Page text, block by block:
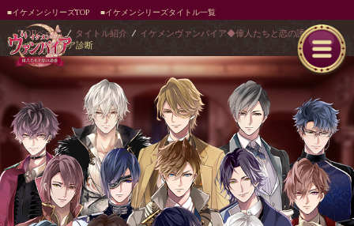
■イケメンシリーズTOP ■イケメンシリーズタイトル一覧
TOPページ タイトル紹介
イケメンヴァンパイア◆偉人たちと恋の誘惑
ヴァンパイア診断